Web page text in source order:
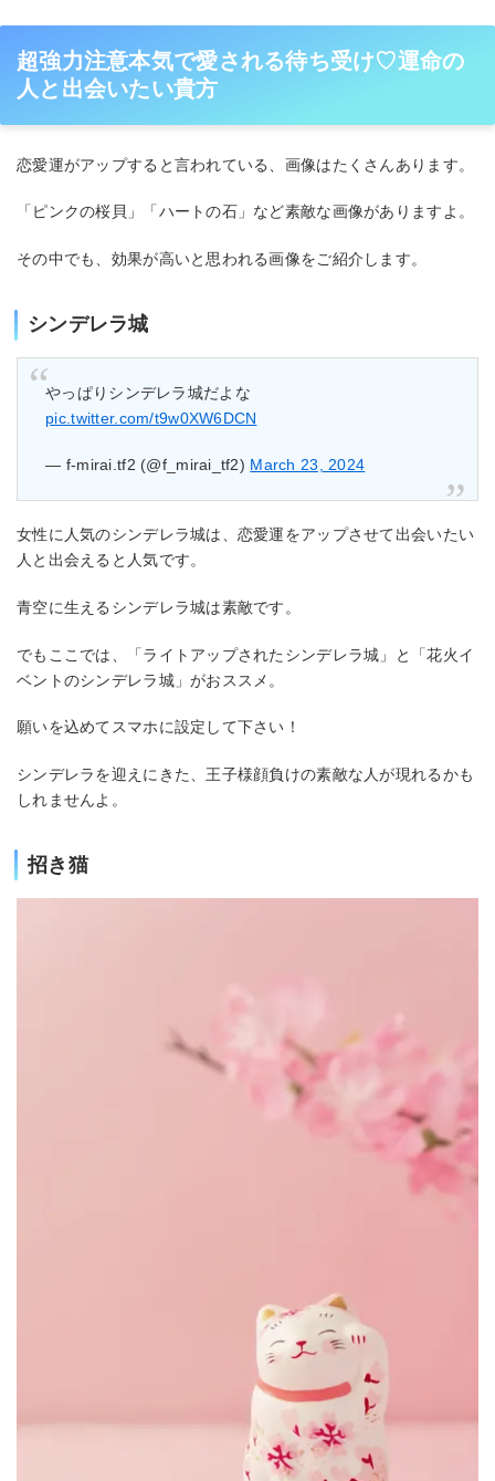
超強力注意本気で愛される待ち受け♡運命の
人と出会いたい貴方
恋愛運がアップすると言われている、画像はたくさんあります。
「ピンクの桜貝」「ハートの石」など素敵な画像がありますよ。
その中でも、効果が高いと思われる画像をご紹介します。
シンデレラ城
やっぱりシンデレラ城だよな
pic.twitter.com/t9w0XW6DCN
— f-mirai.tf2 (@f_mirai_tf2) March 23, 2024
女性に人気のシンデレラ城は、恋愛運をアップさせて出会いたい
人と出会えると人気です。
青空に生えるシンデレラ城は素敵です。
でもここでは、「ライトアップされたシンデレラ城」と「花火イ
ベントのシンデレラ城」がおススメ。
願いを込めてスマホに設定して下さい！
シンデレラを迎えにきた、王子様顔負けの素敵な人が現れるかも
しれませんよ。
招き猫